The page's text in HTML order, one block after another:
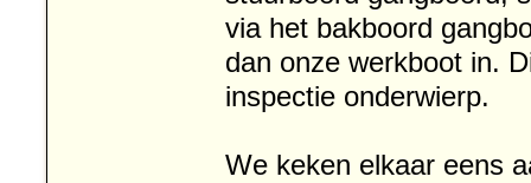
via het bakboord
dan onze werkboot in.
inspectie onderwierp.
We keken elkaar eens